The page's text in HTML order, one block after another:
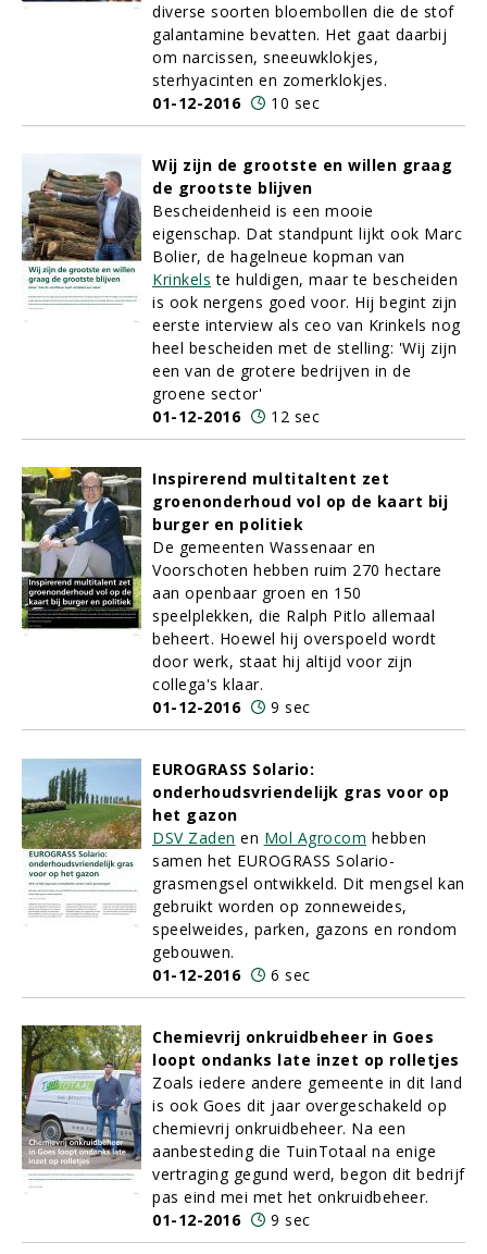
diverse soorten bloembollen die de stof
galantamine bevatten. Het gaat daarbij
om narcissen, sneeuwklokjes,
sterhyacinten en zomerklokjes.
01-12-2016
10 sec
Wij zijn de grootste en willen graag
de grootste blijven
Bescheidenheid is een mooie
eigenschap. Dat standpunt lijkt ook Marc
Bolier, de hagelneue kopman van
Krinkels te huldigen, maar te bescheiden
is ook nergens goed voor. Hij begint zijn
eerste interview als ceo van Krinkels nog
heel bescheiden met de stelling: 'Wij zijn
een van de grotere bedrijven in de
groene sector'
01-12-2016
12 sec
Inspirerend multitaltent zet
groenonderhoud vol op de kaart bij
burger en politiek
De gemeenten Wassenaar en
Voorschoten hebben ruim 270 hectare
aan openbaar groen en 150
speelplekken, die Ralph Pitlo allemaal
beheert. Hoewel hij overspoeld wordt
door werk, staat hij altijd voor zijn
collega's klaar.
01-12-2016
9 sec
EUROGRASS Solario:
onderhoudsvriendelijk gras voor op
het gazon
DSV Zaden en Mol Agrocom hebben
samen het EUROGRASS Solario-
grasmengsel ontwikkeld. Dit mengsel kan
gebruikt worden op zonneweides,
speelweides, parken, gazons en rondom
gebouwen.
01-12-2016
6 sec
Chemievrij onkruidbeheer in Goes
loopt ondanks late inzet op rolletjes
Zoals iedere andere gemeente in dit land
is ook Goes dit jaar overgeschakeld op
chemievrij onkruidbeheer. Na een
aanbesteding die TuinTotaal na enige
vertraging gegund werd, begon dit bedrijf
pas eind mei met het onkruidbeheer.
01-12-2016
9 sec